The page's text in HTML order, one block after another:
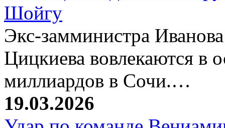
Шойгу
Экс-замминистра
Цицкиева вовлекаются в
миллиардов в Сочи.…
19.03.2026